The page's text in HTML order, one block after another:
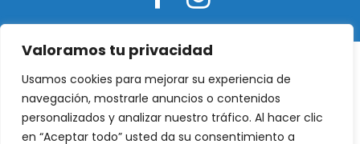
Valoramos tu privacidad
Usamos cookies para mejorar su experiencia de
navegación, mostrarle anuncios o contenidos
personalizados y analizar nuestro tráfico. Al hacer clic
en “Aceptar todo” usted da su consentimiento a